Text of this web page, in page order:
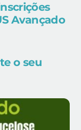
Avançado
o seu